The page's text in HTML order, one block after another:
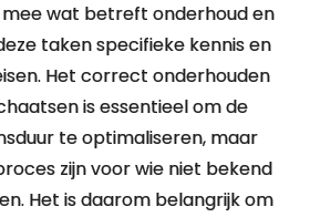
wat betreft onderhoud en
taken specifieke kennis en
Het correct onderhouden
is essentieel om de
te optimaliseren, maar
zijn voor wie niet bekend
Het is daarom belangrijk om